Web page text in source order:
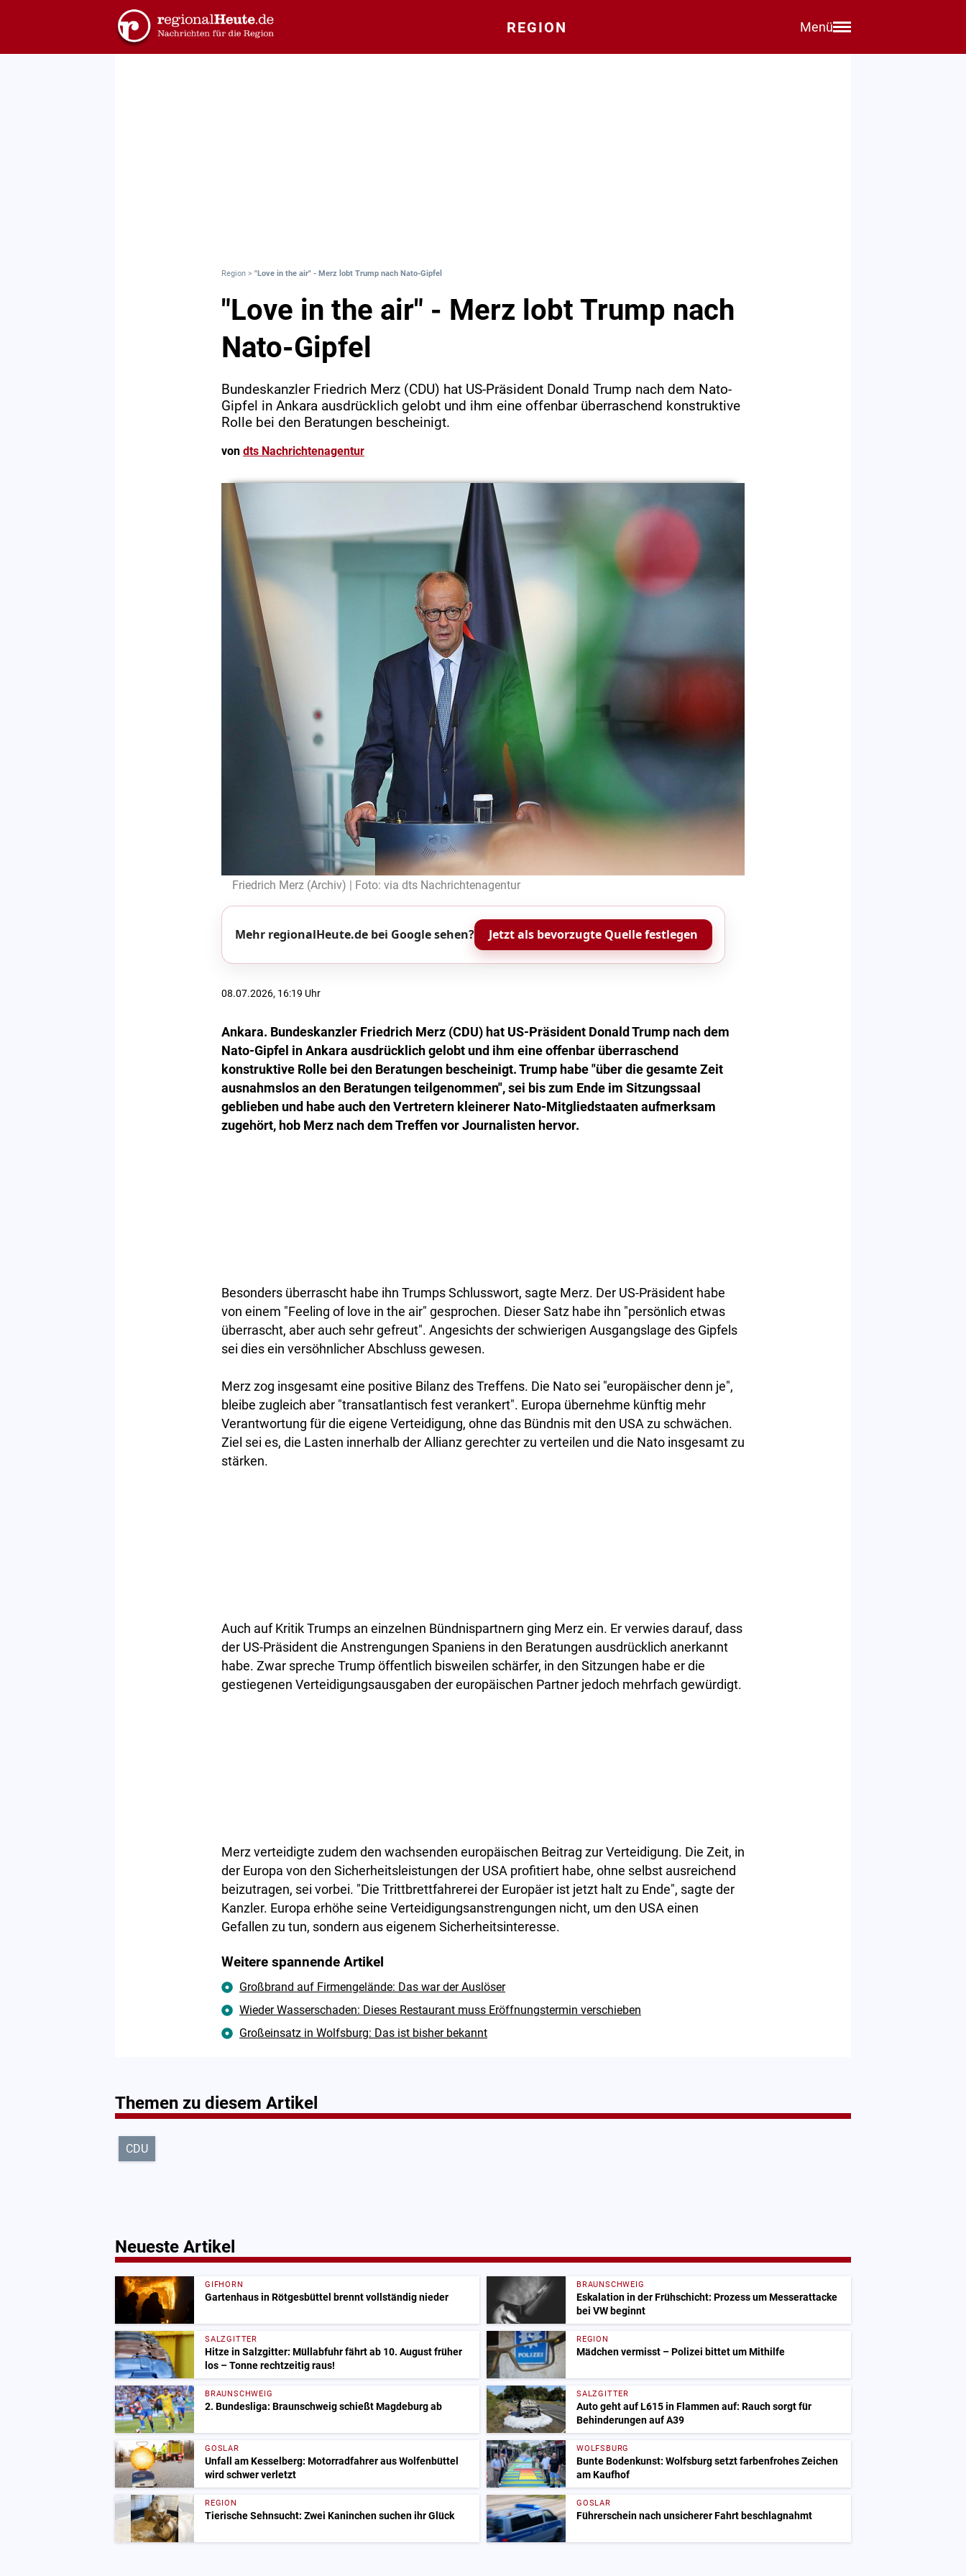
REGION Menü
Region > "Love in the air" - Merz lobt Trump nach Nato-Gipfel
"Love in the air" - Merz lobt Trump nach
Nato-Gipfel
Bundeskanzler Friedrich Merz (CDU) hat US-Präsident Donald Trump nach dem Nato-
Gipfel in Ankara ausdrücklich gelobt und ihm eine offenbar überraschend konstruktive
Rolle bei den Beratungen bescheinigt.
von dts Nachrichtenagentur
Friedrich Merz (Archiv) | Foto: via dts Nachrichtenagentur
Mehr regionalHeute.de bei Google sehen? Jetzt als bevorzugte Quelle festlegen
08.07.2026, 16:19 Uhr
Ankara. Bundeskanzler Friedrich Merz (CDU) hat US-Präsident Donald Trump nach dem
Nato-Gipfel in Ankara ausdrücklich gelobt und ihm eine offenbar überraschend
konstruktive Rolle bei den Beratungen bescheinigt. Trump habe "über die gesamte Zeit
ausnahmslos an den Beratungen teilgenommen", sei bis zum Ende im Sitzungssaal
geblieben und habe auch den Vertretern kleinerer Nato-Mitgliedstaaten aufmerksam
zugehört, hob Merz nach dem Treffen vor Journalisten hervor.
Besonders überrascht habe ihn Trumps Schlusswort, sagte Merz. Der US-Präsident habe
von einem "Feeling of love in the air" gesprochen. Dieser Satz habe ihn "persönlich etwas
überrascht, aber auch sehr gefreut". Angesichts der schwierigen Ausgangslage des Gipfels
sei dies ein versöhnlicher Abschluss gewesen.
Merz zog insgesamt eine positive Bilanz des Treffens. Die Nato sei "europäischer denn je",
bleibe zugleich aber "transatlantisch fest verankert". Europa übernehme künftig mehr
Verantwortung für die eigene Verteidigung, ohne das Bündnis mit den USA zu schwächen.
Ziel sei es, die Lasten innerhalb der Allianz gerechter zu verteilen und die Nato insgesamt zu
stärken.
Auch auf Kritik Trumps an einzelnen Bündnispartnern ging Merz ein. Er verwies darauf, dass
der US-Präsident die Anstrengungen Spaniens in den Beratungen ausdrücklich anerkannt
habe. Zwar spreche Trump öffentlich bisweilen schärfer, in den Sitzungen habe er die
gestiegenen Verteidigungsausgaben der europäischen Partner jedoch mehrfach gewürdigt.
Merz verteidigte zudem den wachsenden europäischen Beitrag zur Verteidigung. Die Zeit, in
der Europa von den Sicherheitsleistungen der USA profitiert habe, ohne selbst ausreichend
beizutragen, sei vorbei. "Die Trittbrettfahrerei der Europäer ist jetzt halt zu Ende", sagte der
Kanzler. Europa erhöhe seine Verteidigungsanstrengungen nicht, um den USA einen
Gefallen zu tun, sondern aus eigenem Sicherheitsinteresse.
Weitere spannende Artikel
Großbrand auf Firmengelände: Das war der Auslöser
Wieder Wasserschaden: Dieses Restaurant muss Eröffnungstermin verschieben
Großeinsatz in Wolfsburg: Das ist bisher bekannt
Themen zu diesem Artikel
CDU
Neueste Artikel
GIFHORN
Gartenhaus in Rötgesbüttel brennt vollständig nieder
BRAUNSCHWEIG
Eskalation in der Frühschicht: Prozess um Messerattacke
bei VW beginnt
SALZGITTER
Hitze in Salzgitter: Müllabfuhr fährt ab 10. August früher
los – Tonne rechtzeitig raus!
REGION
Mädchen vermisst – Polizei bittet um Mithilfe
BRAUNSCHWEIG
2. Bundesliga: Braunschweig schießt Magdeburg ab
SALZGITTER
Auto geht auf L615 in Flammen auf: Rauch sorgt für
Behinderungen auf A39
GOSLAR
Unfall am Kesselberg: Motorradfahrer aus Wolfenbüttel
wird schwer verletzt
WOLFSBURG
Bunte Bodenkunst: Wolfsburg setzt farbenfrohes Zeichen
am Kaufhof
REGION
Tierische Sehnsucht: Zwei Kaninchen suchen ihr Glück
GOSLAR
Führerschein nach unsicherer Fahrt beschlagnahmt